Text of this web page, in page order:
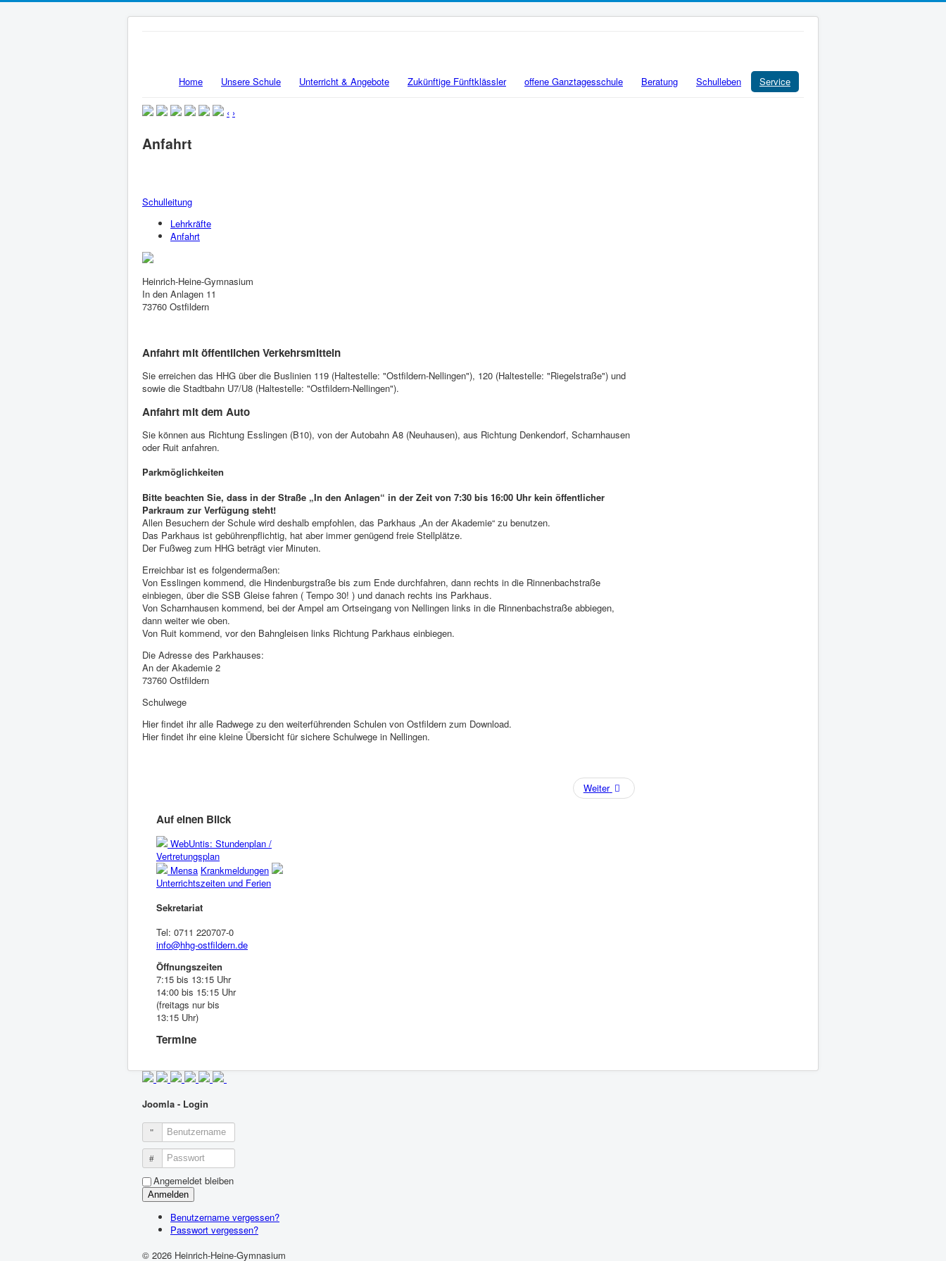
Home Unsere Schule Unterricht & Angebote Zukünftige Fünftklässler offene Ganztagesschule Beratung Schulleben Service
‹ ›
Anfahrt
Schulleitung
Lehrkräfte
Anfahrt
Heinrich-Heine-Gymnasium
In den Anlagen 11
73760 Ostfildern
Anfahrt mit öffentlichen Verkehrsmitteln
Sie erreichen das HHG über die Buslinien 119 (Haltestelle: "Ostfildern-Nellingen"), 120 (Haltestelle: "Riegelstraße") und
sowie die Stadtbahn U7/U8 (Haltestelle: "Ostfildern-Nellingen").
Anfahrt mit dem Auto
Sie können aus Richtung Esslingen (B10), von der Autobahn A8 (Neuhausen), aus Richtung Denkendorf, Scharnhausen
oder Ruit anfahren.
Parkmöglichkeiten
Bitte beachten Sie, dass in der Straße „In den Anlagen“ in der Zeit von 7:30 bis 16:00 Uhr kein öffentlicher
Parkraum zur Verfügung steht!
Allen Besuchern der Schule wird deshalb empfohlen, das Parkhaus „An der Akademie“ zu benutzen.
Das Parkhaus ist gebührenpflichtig, hat aber immer genügend freie Stellplätze.
Der Fußweg zum HHG beträgt vier Minuten.
Erreichbar ist es folgendermaßen:
Von Esslingen kommend, die Hindenburgstraße bis zum Ende durchfahren, dann rechts in die Rinnenbachstraße
einbiegen, über die SSB Gleise fahren ( Tempo 30! ) und danach rechts ins Parkhaus.
Von Scharnhausen kommend, bei der Ampel am Ortseingang von Nellingen links in die Rinnenbachstraße abbiegen,
dann weiter wie oben.
Von Ruit kommend, vor den Bahngleisen links Richtung Parkhaus einbiegen.
Die Adresse des Parkhauses:
An der Akademie 2
73760 Ostfildern
Schulwege
Hier findet ihr alle Radwege zu den weiterführenden Schulen von Ostfildern zum Download.
Hier findet ihr eine kleine Übersicht für sichere Schulwege in Nellingen.
Weiter
Auf einen Blick
WebUntis: Stundenplan /
Vertretungsplan
Mensa Krankmeldungen
Unterrichtszeiten und Ferien
Sekretariat
Tel: 0711 220707-0
info@hhg-ostfildern.de
Öffnungszeiten
7:15 bis 13:15 Uhr
14:00 bis 15:15 Uhr
(freitags nur bis
13:15 Uhr)
Termine
Joomla - Login
Benutzername
Passwort
Angemeldet bleiben
Anmelden
Benutzername vergessen?
Passwort vergessen?
© 2026 Heinrich-Heine-Gymnasium